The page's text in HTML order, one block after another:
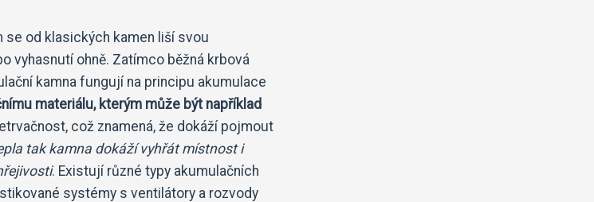
se od klasických kamen liší svou
vyhasnutí ohně. Zatímco běžná krbová
kamna fungují na principu akumulace
materiálu, kterým může být například
což znamená, že dokáží pojmout
tak kamna dokáží vyhřát místnost i
. Existují různé typy akumulačních
systémy s ventilátory a rozvody